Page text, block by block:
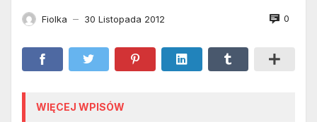
Fiolka — 30 Listopada 2012 0
WIĘCEJ WPISÓW